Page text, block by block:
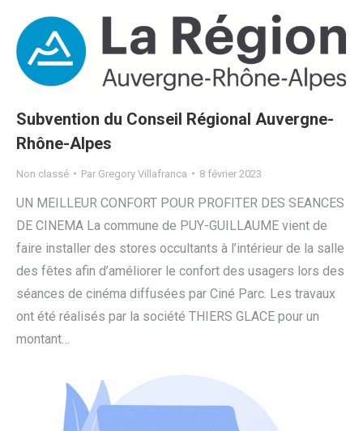
Subvention du Conseil Régional Auvergne-
Rhône-Alpes
Non classé Par Gregory Villafranca 8 février 2023
UN MEILLEUR CONFORT POUR PROFITER DES SEANCES
DE CINEMA La commune de PUY-GUILLAUME vient de
faire installer des stores occultants à l’intérieur de la salle
des fêtes afin d’améliorer le confort des usagers lors des
séances de cinéma diffusées par Ciné Parc. Les travaux
ont été réalisés par la société THIERS GLACE pour un
montant…